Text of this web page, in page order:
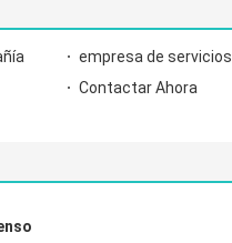
empresa de servicios
Contactar Ahora